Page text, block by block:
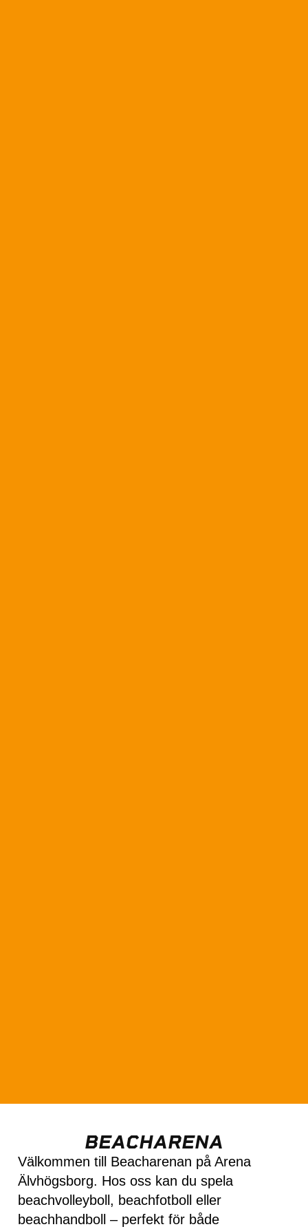
BEACHARENA
Välkommen till Beacharenan på Arena
Älvhögsborg. Hos oss kan du spela
beachvolleyboll, beachfotboll eller
beachhandboll – perfekt för både